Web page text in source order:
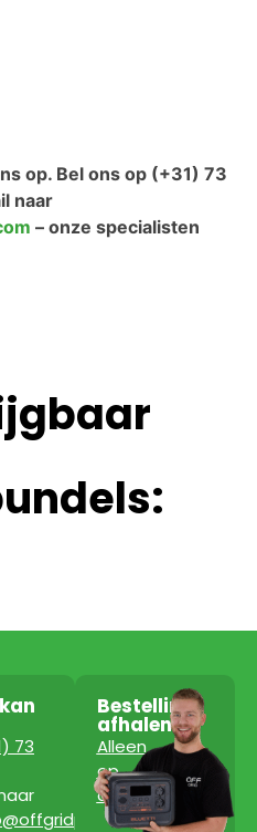
op. Bel ons op (+31) 73
naar
– onze specialisten
73
Bestelling
afhalen?
Alleen
op
afspraak!